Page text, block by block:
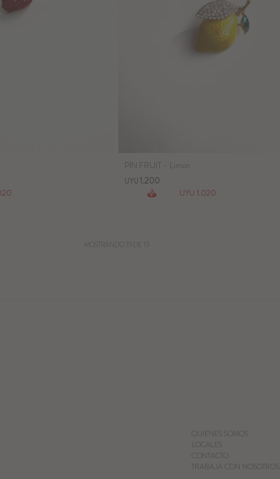
PIN FRUIT - Limon
UYU1.200
UYU 1.020
MOSTRANDO
QUIENES SOMOS
LOCALES
CONTACTO
TRABAJA CON NOSOTROS